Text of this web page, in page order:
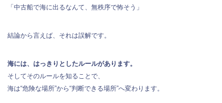
「中古船で海に出るなんて、無秩序で怖そう」
結論から言えば、それは誤解です。
海には、はっきりとしたルールがあります。
そしてそのルールを知ることで、
海は“危険な場所”から“判断できる場所”へ変わります。